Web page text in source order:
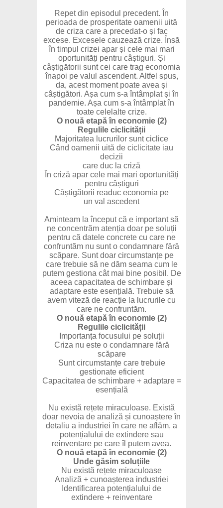
Repet din episodul precedent. În
perioada de prosperitate oamenii uită
de criza care a precedat-o și fac
excese. Excesele cauzează crize. Însă
în timpul crizei apar și cele mai mari
oportunități pentru câștiguri. Și
câștigătorii sunt cei care trag economia
înapoi pe valul ascendent. Altfel spus,
da, acest moment poate avea și
câștigători. Așa cum s-a întâmplat și în
pandemie. Așa cum s-a întâmplat în
toate celelalte crize.
O nouă etapă în economie (2)
Regulile ciclicității
Majoritatea lucrurilor sunt ciclice
Când oamenii uită de ciclicitate iau
decizii
care duc la criză
În criză apar cele mai mari oportunități
pentru câștiguri
Câștigătorii readuc economia pe
un val ascedent
Aminteam la început că e important să
ne concentrăm atenția doar pe soluții
pentru că datele concrete cu care ne
confruntăm nu sunt o condamnare fără
scăpare. Sunt doar circumstanțe pe
care trebuie să ne dăm seama cum le
putem gestiona cât mai bine posibil. De
aceea capacitatea de schimbare și
adaptare este esențială. Trebuie să
avem viteză de reacție la lucrurile cu
care ne confruntăm.
O nouă etapă în economie (2)
Regulile ciclicității
Importanța focusului pe soluții
Criza nu este o condamnare fără
scăpare
Sunt circumstanțe care trebuie
gestionate eficient
Capacitatea de schimbare + adaptare =
esențială
Nu există rețete miraculoase. Există
doar nevoia de analiză și cunoaștere în
detaliu a industriei în care ne aflăm, a
potențialului de extindere sau
reinventare pe care îl putem avea.
O nouă etapă în economie (2)
Unde găsim soluțiile
Nu există rețete miraculoase
Analiză + cunoașterea industriei
Identificarea potențialului de
extindere + reinventare